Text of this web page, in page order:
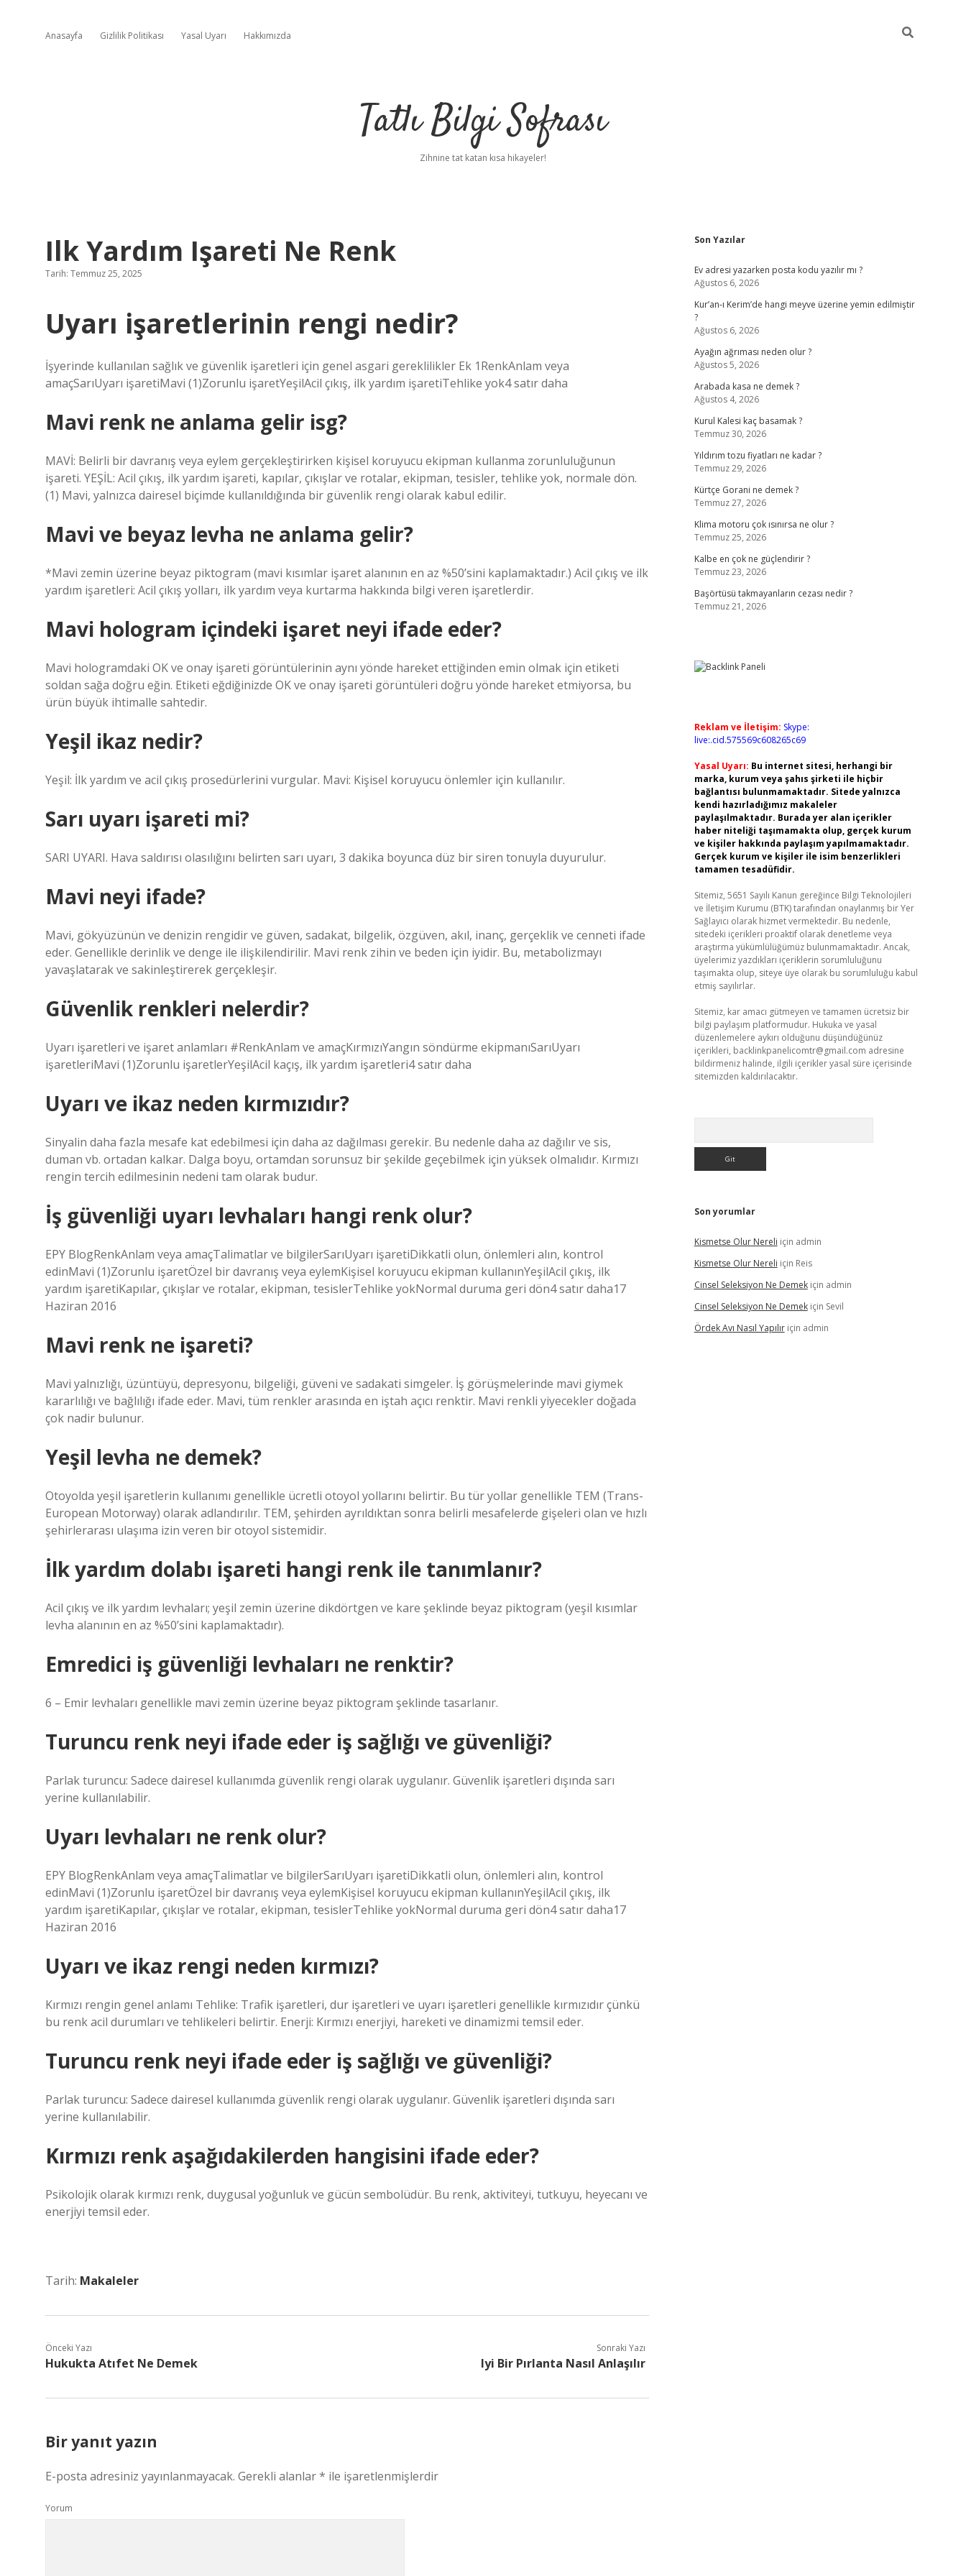
Anasayfa Gizlilik Politikası Yasal Uyarı Hakkımızda
Tatlı Bilgi Sofrası
Zihnine tat katan kısa hikayeler!
Ilk Yardım Işareti Ne Renk
Tarih: Temmuz 25, 2025
Uyarı işaretlerinin rengi nedir?
İşyerinde kullanılan sağlık ve güvenlik işaretleri için genel asgari gereklilikler Ek 1RenkAnlam veya
amaçSarıUyarı işaretiMavi (1)Zorunlu işaretYeşilAcil çıkış, ilk yardım işaretiTehlike yok4 satır daha
Mavi renk ne anlama gelir isg?
MAVİ: Belirli bir davranış veya eylem gerçekleştirirken kişisel koruyucu ekipman kullanma zorunluluğunun
işareti. YEŞİL: Acil çıkış, ilk yardım işareti, kapılar, çıkışlar ve rotalar, ekipman, tesisler, tehlike yok, normale dön.
(1) Mavi, yalnızca dairesel biçimde kullanıldığında bir güvenlik rengi olarak kabul edilir.
Mavi ve beyaz levha ne anlama gelir?
*Mavi zemin üzerine beyaz piktogram (mavi kısımlar işaret alanının en az %50’sini kaplamaktadır.) Acil çıkış ve ilk
yardım işaretleri: Acil çıkış yolları, ilk yardım veya kurtarma hakkında bilgi veren işaretlerdir.
Mavi hologram içindeki işaret neyi ifade eder?
Mavi hologramdaki OK ve onay işareti görüntülerinin aynı yönde hareket ettiğinden emin olmak için etiketi
soldan sağa doğru eğin. Etiketi eğdiğinizde OK ve onay işareti görüntüleri doğru yönde hareket etmiyorsa, bu
ürün büyük ihtimalle sahtedir.
Yeşil ikaz nedir?
Yeşil: İlk yardım ve acil çıkış prosedürlerini vurgular. Mavi: Kişisel koruyucu önlemler için kullanılır.
Sarı uyarı işareti mi?
SARI UYARI. Hava saldırısı olasılığını belirten sarı uyarı, 3 dakika boyunca düz bir siren tonuyla duyurulur.
Mavi neyi ifade?
Mavi, gökyüzünün ve denizin rengidir ve güven, sadakat, bilgelik, özgüven, akıl, inanç, gerçeklik ve cenneti ifade
eder. Genellikle derinlik ve denge ile ilişkilendirilir. Mavi renk zihin ve beden için iyidir. Bu, metabolizmayı
yavaşlatarak ve sakinleştirerek gerçekleşir.
Güvenlik renkleri nelerdir?
Uyarı işaretleri ve işaret anlamları #RenkAnlam ve amaçKırmızıYangın söndürme ekipmanıSarıUyarı
işaretleriMavi (1)Zorunlu işaretlerYeşilAcil kaçış, ilk yardım işaretleri4 satır daha
Uyarı ve ikaz neden kırmızıdır?
Sinyalin daha fazla mesafe kat edebilmesi için daha az dağılması gerekir. Bu nedenle daha az dağılır ve sis,
duman vb. ortadan kalkar. Dalga boyu, ortamdan sorunsuz bir şekilde geçebilmek için yüksek olmalıdır. Kırmızı
rengin tercih edilmesinin nedeni tam olarak budur.
İş güvenliği uyarı levhaları hangi renk olur?
EPY BlogRenkAnlam veya amaçTalimatlar ve bilgilerSarıUyarı işaretiDikkatli olun, önlemleri alın, kontrol
edinMavi (1)Zorunlu işaretÖzel bir davranış veya eylemKişisel koruyucu ekipman kullanınYeşilAcil çıkış, ilk
yardım işaretiKapılar, çıkışlar ve rotalar, ekipman, tesislerTehlike yokNormal duruma geri dön4 satır daha17
Haziran 2016
Mavi renk ne işareti?
Mavi yalnızlığı, üzüntüyü, depresyonu, bilgeliği, güveni ve sadakati simgeler. İş görüşmelerinde mavi giymek
kararlılığı ve bağlılığı ifade eder. Mavi, tüm renkler arasında en iştah açıcı renktir. Mavi renkli yiyecekler doğada
çok nadir bulunur.
Yeşil levha ne demek?
Otoyolda yeşil işaretlerin kullanımı genellikle ücretli otoyol yollarını belirtir. Bu tür yollar genellikle TEM (Trans-
European Motorway) olarak adlandırılır. TEM, şehirden ayrıldıktan sonra belirli mesafelerde gişeleri olan ve hızlı
şehirlerarası ulaşıma izin veren bir otoyol sistemidir.
İlk yardım dolabı işareti hangi renk ile tanımlanır?
Acil çıkış ve ilk yardım levhaları; yeşil zemin üzerine dikdörtgen ve kare şeklinde beyaz piktogram (yeşil kısımlar
levha alanının en az %50’sini kaplamaktadır).
Emredici iş güvenliği levhaları ne renktir?
6 – Emir levhaları genellikle mavi zemin üzerine beyaz piktogram şeklinde tasarlanır.
Turuncu renk neyi ifade eder iş sağlığı ve güvenliği?
Parlak turuncu: Sadece dairesel kullanımda güvenlik rengi olarak uygulanır. Güvenlik işaretleri dışında sarı
yerine kullanılabilir.
Uyarı levhaları ne renk olur?
EPY BlogRenkAnlam veya amaçTalimatlar ve bilgilerSarıUyarı işaretiDikkatli olun, önlemleri alın, kontrol
edinMavi (1)Zorunlu işaretÖzel bir davranış veya eylemKişisel koruyucu ekipman kullanınYeşilAcil çıkış, ilk
yardım işaretiKapılar, çıkışlar ve rotalar, ekipman, tesislerTehlike yokNormal duruma geri dön4 satır daha17
Haziran 2016
Uyarı ve ikaz rengi neden kırmızı?
Kırmızı rengin genel anlamı Tehlike: Trafik işaretleri, dur işaretleri ve uyarı işaretleri genellikle kırmızıdır çünkü
bu renk acil durumları ve tehlikeleri belirtir. Enerji: Kırmızı enerjiyi, hareketi ve dinamizmi temsil eder.
Turuncu renk neyi ifade eder iş sağlığı ve güvenliği?
Parlak turuncu: Sadece dairesel kullanımda güvenlik rengi olarak uygulanır. Güvenlik işaretleri dışında sarı
yerine kullanılabilir.
Kırmızı renk aşağıdakilerden hangisini ifade eder?
Psikolojik olarak kırmızı renk, duygusal yoğunluk ve gücün sembolüdür. Bu renk, aktiviteyi, tutkuyu, heyecanı ve
enerjiyi temsil eder.
Tarih: Makaleler
Önceki Yazı
Hukukta Atıfet Ne Demek
Sonraki Yazı
Iyi Bir Pırlanta Nasıl Anlaşılır
Bir yanıt yazın
E-posta adresiniz yayınlanmayacak. Gerekli alanlar* ile işaretlenmişlerdir
Yorum
Sidebar
Son Yazılar
Ev adresi yazarken posta kodu yazılır mı ?
Ağustos 6, 2026
Kur’an-ı Kerim’de hangi meyve üzerine yemin edilmiştir
?
Ağustos 6, 2026
Ayağın ağrıması neden olur ?
Ağustos 5, 2026
Arabada kasa ne demek ?
Ağustos 4, 2026
Kurul Kalesi kaç basamak ?
Temmuz 30, 2026
Yıldırım tozu fiyatları ne kadar ?
Temmuz 29, 2026
Kürtçe Gorani ne demek ?
Temmuz 27, 2026
Klima motoru çok ısınırsa ne olur ?
Temmuz 25, 2026
Kalbe en çok ne güçlendirir ?
Temmuz 23, 2026
Başörtüsü takmayanların cezası nedir ?
Temmuz 21, 2026
Reklam ve İletişim: Skype:
live:.cid.575569c608265c69
Yasal Uyarı: Bu internet sitesi, herhangi bir
marka, kurum veya şahıs şirketi ile hiçbir
bağlantısı bulunmamaktadır. Sitede yalnızca
kendi hazırladığımız makaleler
paylaşılmaktadır. Burada yer alan içerikler
haber niteliği taşımamakta olup, gerçek kurum
ve kişiler hakkında paylaşım yapılmamaktadır.
Gerçek kurum ve kişiler ile isim benzerlikleri
tamamen tesadüfidir.
Sitemiz, 5651 Sayılı Kanun gereğince Bilgi Teknolojileri
ve İletişim Kurumu (BTK) tarafından onaylanmış bir Yer
Sağlayıcı olarak hizmet vermektedir. Bu nedenle,
sitedeki içerikleri proaktif olarak denetleme veya
araştırma yükümlülüğümüz bulunmamaktadır. Ancak,
üyelerimiz yazdıkları içeriklerin sorumluluğunu
taşımakta olup, siteye üye olarak bu sorumluluğu kabul
etmiş sayılırlar.
Sitemiz, kar amacı gütmeyen ve tamamen ücretsiz bir
bilgi paylaşım platformudur. Hukuka ve yasal
düzenlemelere aykırı olduğunu düşündüğünüz
içerikleri, backlinkpanelicomtr@gmail.com adresine
bildirmeniz halinde, ilgili içerikler yasal süre içerisinde
sitemizden kaldırılacaktır.
Son yorumlar
Kismetse Olur Nereli için admin
Kismetse Olur Nereli için Reis
Cinsel Seleksiyon Ne Demekiçin admin
Cinsel Seleksiyon Ne Demekiçin Sevil
Ördek Avı Nasıl Yapılıriçin admin